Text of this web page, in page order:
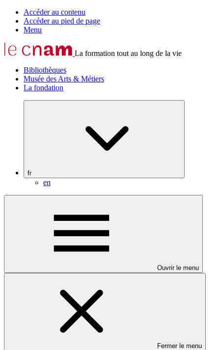
Accéder au contenu
Accéder au pied de page
Menu
La formation tout au long de la vie
Bibliothèques
Musée des Arts & Métiers
La fondation
fr
en
Ouvrir le menu
Fermer le menu